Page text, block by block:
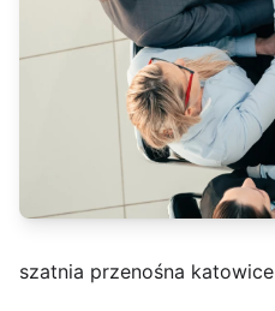
szatnia przenośna katowice